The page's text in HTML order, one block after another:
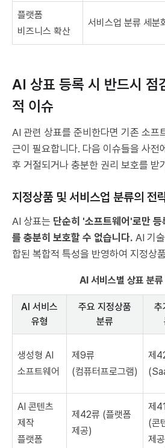
플랫폼
비즈니스 확산
서비스업 분류 세분
AI 상표 등록 시 반드시 점
적 이슈
AI 관련 상표를 준비한다면 기존 소프
근이 필요합니다. 다음 이슈들을 사전
후 거절되거나 충분한 권리 보호를 받
지정상품 및 서비스업 분류의 전
AI 상표는 단순히 '소프트웨어'로만
를 충분히 보호할 수 없습니다. AI 기
합된 복합적 특성을 반영하여 지정상
AI 서비스별 상표 분류
AI 서비스
유형
주요 지정상품
분류
추
생성형 AI
소프트웨어
제9류
(컴퓨터프로그램)
제
AI 콘텐츠
제작
플랫폼
제42류 (플랫폼
제공)
제
(콘
제